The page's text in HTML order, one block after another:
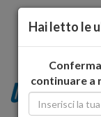
Hai letto le
Conferma
continuare a